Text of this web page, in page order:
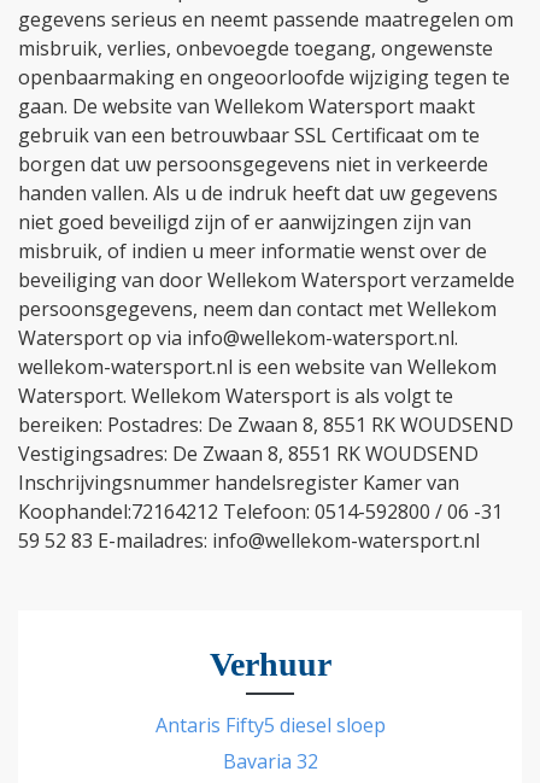
gegevens serieus en neemt passende maatregelen om
misbruik, verlies, onbevoegde toegang, ongewenste
openbaarmaking en ongeoorloofde wijziging tegen te
gaan. De website van Wellekom Watersport maakt
gebruik van een betrouwbaar SSL Certificaat om te
borgen dat uw persoonsgegevens niet in verkeerde
handen vallen. Als u de indruk heeft dat uw gegevens
niet goed beveiligd zijn of er aanwijzingen zijn van
misbruik, of indien u meer informatie wenst over de
beveiliging van door Wellekom Watersport verzamelde
persoonsgegevens, neem dan contact met Wellekom
Watersport op via info@wellekom-watersport.nl.
wellekom-watersport.nl is een website van Wellekom
Watersport. Wellekom Watersport is als volgt te
bereiken: Postadres: De Zwaan 8, 8551 RK WOUDSEND
Vestigingsadres: De Zwaan 8, 8551 RK WOUDSEND
Inschrijvingsnummer handelsregister Kamer van
Koophandel:72164212 Telefoon: 0514-592800 / 06 -31
59 52 83 E-mailadres: info@wellekom-watersport.nl
Verhuur
Antaris Fifty5 diesel sloep
Bavaria 32